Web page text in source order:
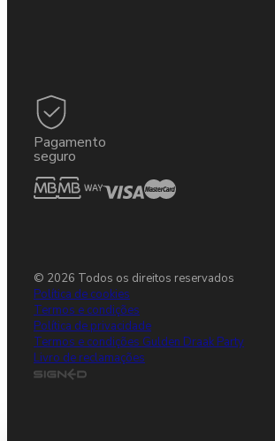
Pagamento
seguro
© 2026 Todos os direitos reservados
Política de cookies
Termos e condições
Política de privacidade
Termos e condições Gulden Draak Party
Livro de reclamações